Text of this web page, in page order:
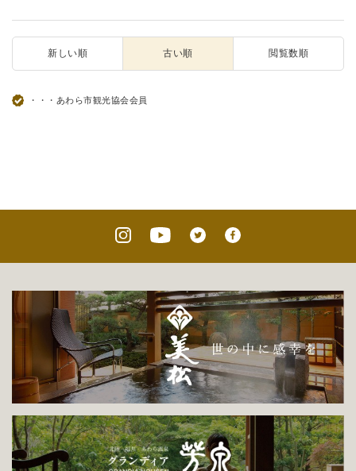
新しい順 古い順 閲覧数順
・・・あわら市観光協会会員